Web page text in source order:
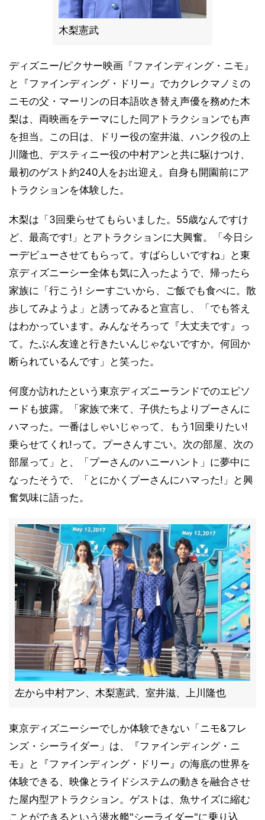
木梨憲武
ディズニー/ピクサー映画『ファインディング・ニモ』
と『ファインディング・ドリー』でカクレクマノミの
ニモの父・マーリンの日本語吹き替え声優を務めた木
梨は、両映画をテーマにした同アトラクションでも声
を担当。この日は、ドリー役の室井滋、ハンク役の上
川隆也、デスティニー役の中村アンと共に駆けつけ、
最初のゲスト約240人をお出迎え。自身も開園前にア
トラクションを体験した。
木梨は「3回乗らせてもらいました。55歳なんですけ
ど、最高です!」とアトラクションに大興奮。「今日シ
ーデビューさせてもらって。すばらしいですね」と東
京ディズニーシー全体も気に入ったようで、帰ったら
家族に「行こう! シーすごいから、ご飯でも食べに。散
歩してみようよ」と誘ってみると宣言し、「でも答え
はわかっています。みんなそろって『大丈夫です』っ
て。たぶん友達と行きたいんじゃないですか。何回か
断られているんです」と笑った。
何度か訪れたという東京ディズニーランドでのエピソ
ードも披露。「家族で来て、子供たちよりプーさんに
ハマった。一番はしゃいじゃって、もう1回乗りたい!
乗らせてくれ!って。プーさんすごい。次の部屋、次の
部屋って」と、「プーさんのハニーハント」に夢中に
なったそうで、「とにかくプーさんにハマった!」と興
奮気味に語った。
左から中村アン、木梨憲武、室井滋、上川隆也
東京ディズニーシーでしか体験できない「ニモ&フレ
ンズ・シーライダー」は、『ファインディング・ニ
モ』と『ファインディング・ドリー』の海底の世界を
体験できる、映像とライドシステムの動きを融合させ
た屋内型アトラクション。ゲストは、魚サイズに縮む
ことができるという潜水艦"シーライダー"に乗り込